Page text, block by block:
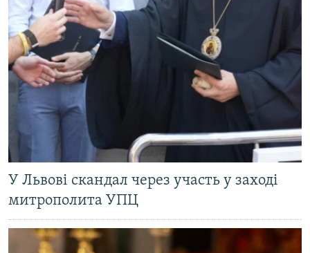
У Львові скандал через участь у заході
митрополита УПЦ